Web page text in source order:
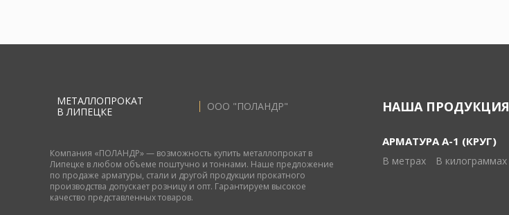
МЕТАЛЛОПРОКАТ
В ЛИПЕЦКЕ
ООО "ПОЛАНДР"
Компания «ПОЛАНДР» — возможность купить металлопрокат в
Липецке в любом объеме поштучно и тоннами. Наше предложение
по продаже арматуры, стали и другой продукции прокатного
производства допускает розницу и опт. Гарантируем высокое
качество представленных товаров.
НАША ПРОДУКЦИЯ
АРМАТУРА А-1 (КРУГ)
В метрах В килограммах